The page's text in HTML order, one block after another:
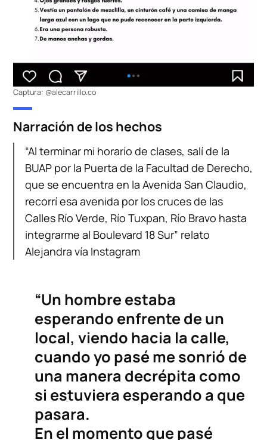
Captura: @alecarrillo.co
Narración de los hechos
“Al terminar mi horario de clases, salí de la
BUAP por la Puerta de la Facultad de Derecho,
que se encuentra en la Avenida San Claudio,
recorrí esa avenida por los cruces de las
Calles Río Verde, Río Tuxpan, Río Bravo hasta
integrarme al Boulevard 18 Sur” relato
Alejandra vía Instagram
“Un hombre estaba
esperando enfrente de un
local, viendo hacia la calle,
cuando yo pasé me sonrió de
una manera decrépita como
si estuviera esperando a que
pasara.
En el momento que pasé